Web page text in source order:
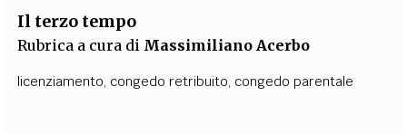
Il terzo tempo
Rubrica a cura di Massimiliano Acerbo
licenziamento, congedo retribuito, congedo parentale